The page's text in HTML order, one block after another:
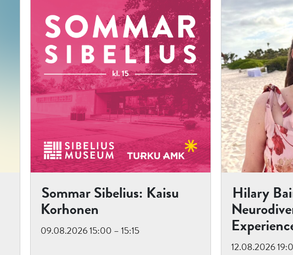
Sommar Sibelius: Kaisu
Korhonen
09.08.2026 15:00 – 15:15
Hilary
12.08.2026